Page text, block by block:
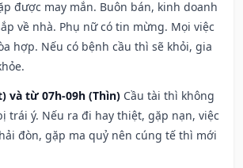
được may mắn. Buôn bán, kinh doanh
về nhà. Phụ nữ có tin mừng. Mọi việc
hợp. Nếu có bệnh cầu thì sẽ khỏi, gia
và từ 07h-09h (Thìn) Cầu tài thì không
trái ý. Nếu ra đi hay thiệt, gặp nạn, việc
đòn, gặp ma quỷ nên cúng tế thì mới